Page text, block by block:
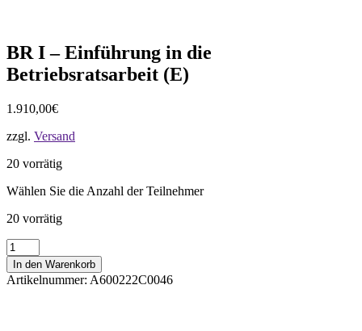
BR I – Einführung in die
Betriebsratsarbeit (E)
1.910,00€
zzgl. Versand
20 vorrätig
Wählen Sie die Anzahl der Teilnehmer
20 vorrätig
BR
I
-
Einführung
In den Warenkorb
Artikelnummer: A600222C0046